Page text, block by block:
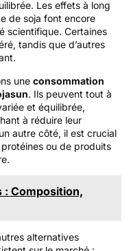
Les effets à long
de soja font encore
scientifique. Certaines
tandis que d’autres
une consommation
. Ils peuvent tout à
et équilibrée,
à réduire leur
autre côté, il est crucial
ou de produits
: Composition,
alternatives